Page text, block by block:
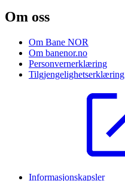
Om oss
Om Bane NOR
Om banenor.no
Personvernerklæring
Tilgjengelighetserklæring
Informasjonskapsler